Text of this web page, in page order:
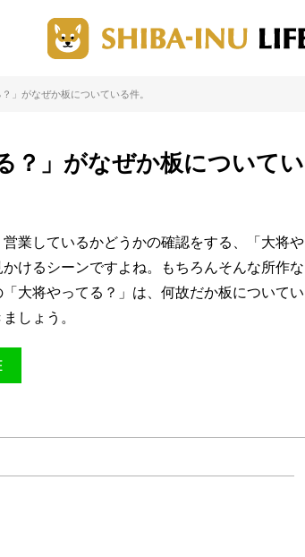
」がなぜか板についている件。
？」がなぜか板についてい
業しているかどうかの確認をする、「大将や
けるシーンですよね。もちろんそんな所作な
大将やってる？」は、何故だか板についてい
しょう。